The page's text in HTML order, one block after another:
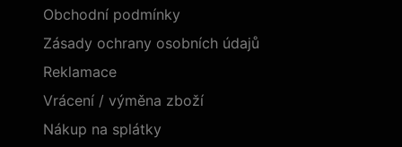
Obchodní podmínky
Zásady ochrany osobních údajů
Reklamace
Vrácení / výměna zboží
Nákup na splátky